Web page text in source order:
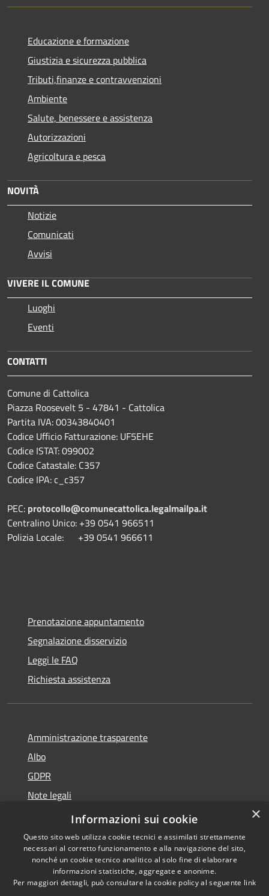
Educazione e formazione
Giustizia e sicurezza pubblica
Tributi,finanze e contravvenzioni
Ambiente
Salute, benessere e assistenza
Autorizzazioni
Agricoltura e pesca
NOVITÀ
Notizie
Comunicati
Avvisi
VIVERE IL COMUNE
Luoghi
Eventi
CONTATTI
Comune di Cattolica
Piazza Roosevelt 5 - 47841 - Cattolica
Partita IVA: 00343840401
Codice Ufficio Fatturazione: UF5EHE
Codice ISTAT: 099002
Codice Catastale: C357
Codice IPA: c_c357
PEC: protocollo@comunecattolica.legalmailpa.it
Centralino Unico: +39 0541 966511
Polizia Locale: +39 0541 966611
Prenotazione appuntamento
Segnalazione disservizio
Leggi le FAQ
Richiesta assistenza
Amministrazione trasparente
Albo
GDPR
Note legali
Dichiarazione di accessibilità
Accessibilità
Copyright © 2026 • Comune di
Cattolica • Powered by
×
Informazioni sui cookie
Questo sito web utilizza cookie tecnici e assimilati strettamente
necessari al corretto funzionamento e alla navigazione del sito,
nonché un cookie tecnico analitico al solo fine di elaborare
informazioni statistiche, aggregate e anonime.
Per maggiori dettagli, può consultare la cookie policy al seguente link